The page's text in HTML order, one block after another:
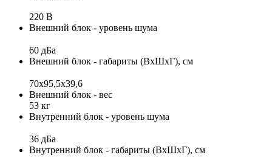
220 В
Внешний блок - уровень шума
60 дБа
Внешний блок - габариты (ВхШхГ), см
70x95,5x39,6
Внешний блок - вес
53 кг
Внутренний блок - уровень шума
36 дБа
Внутренний блок - габариты (ВхШхГ), см